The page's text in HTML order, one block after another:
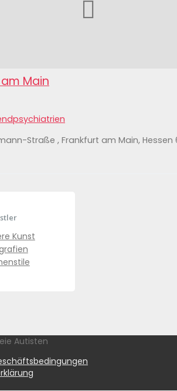
Main
Straße , Frankfurt am Main, Hessen
Kunst
Autisten